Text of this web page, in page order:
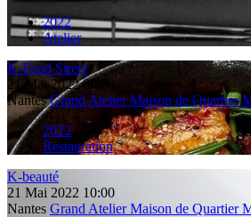
2022
Atelier
K-Food Street
21
Mai 2022 00:00
Nantes Grand Atelier Maison de Quartier
2022
Restauration
K-beauté
21 Mai 2022 10:00
Nantes Grand Atelier Maison de Quartier